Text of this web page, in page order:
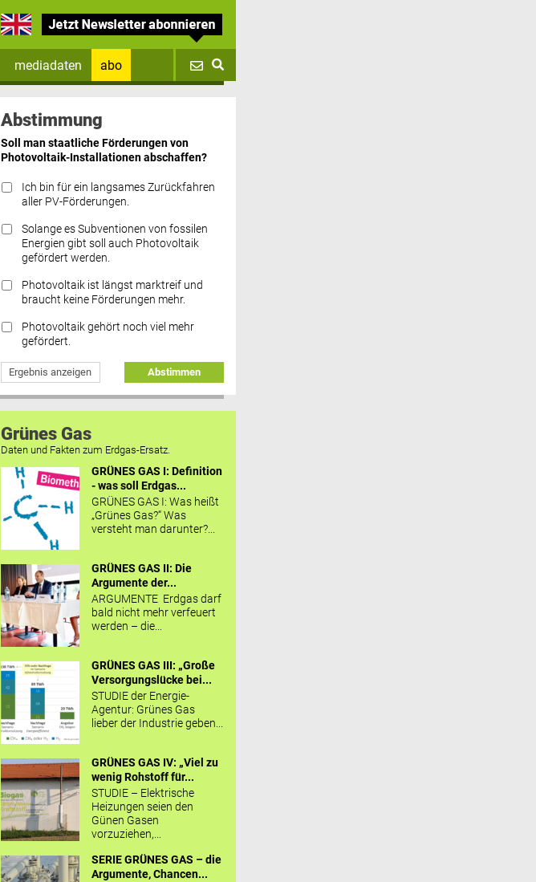
mediadaten
abo
Datenschutz FAQs
Abstimmung
Soll man staatliche Förderungen von
Photovoltaik-Installationen abschaffen?
Ich bin für ein langsames Zurückfahren
aller PV-Förderungen.
Solange es Subventionen von fossilen
Energien gibt soll auch Photovoltaik
gefördert werden.
Photovoltaik ist längst marktreif und
braucht keine Förderungen mehr.
Photovoltaik gehört noch viel mehr
gefördert.
Ergebnis anzeigen Abstimmen
Grünes Gas
Daten und Fakten zum Erdgas-Ersatz.
GRÜNES GAS I: Definition
- was soll Erdgas...
GRÜNES GAS I: Was heißt
„Grünes Gas?“ Was
versteht man darunter?...
GRÜNES GAS II: Die
Argumente der...
ARGUMENTE Erdgas darf
bald nicht mehr verfeuert
werden – die...
GRÜNES GAS III: „Große
Versorgungslücke bei...
STUDIE der Energie-
Agentur: Grünes Gas
lieber der Industrie geben...
GRÜNES GAS IV: „Viel zu
wenig Rohstoff für...
STUDIE – Elektrische
Heizungen seien den
Günen Gasen
vorzuziehen,...
SERIE GRÜNES GAS – die
Argumente, Chancen...